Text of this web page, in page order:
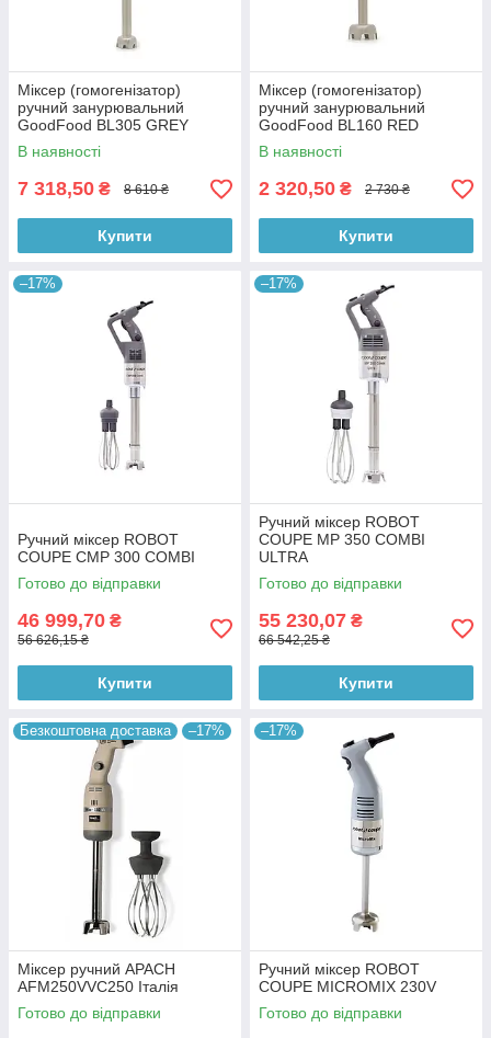
Міксер (гомогенізатор)
ручний занурювальний
GoodFood BL305 GREY
В наявності
7 318,50 ₴ 8 610 ₴
Купити
Міксер (гомогенізатор)
ручний занурювальний
GoodFood BL160 RED
В наявності
2 320,50 ₴ 2 730 ₴
Купити
–17%
Ручний міксер ROBOT
COUPE CMP 300 COMBI
Готово до відправки
46 999,70 ₴
56 626,15 ₴
Купити
–17%
Ручний міксер ROBOT
COUPE MP 350 COMBI
ULTRA
Готово до відправки
55 230,07 ₴
66 542,25 ₴
Купити
Безкоштовна доставка –17%
Міксер ручний APACH
AFM250VVC250 Італія
Готово до відправки
–17%
Ручний міксер ROBOT
COUPE MICROMIX 230V
Готово до відправки